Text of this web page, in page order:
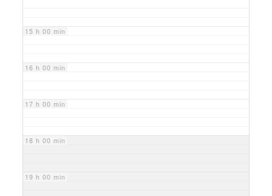
15 h 00 min
16 h 00 min
17 h 00 min
18 h 00 min
19 h 00 min